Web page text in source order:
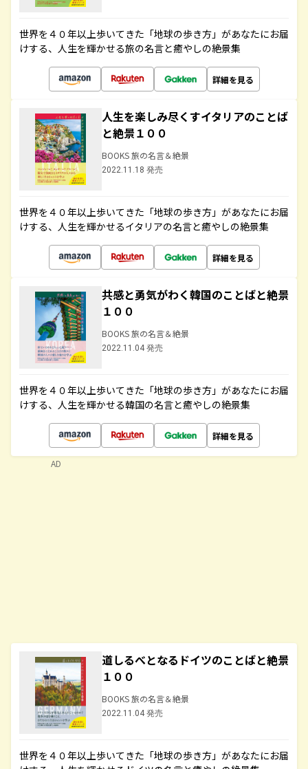
世界を４０年以上歩いてきた「地球の歩き方」があなたにお届
けする、人生を輝かせる旅の名言と癒やしの絶景集
詳細を見る
人生を楽しみ尽くすイタリアのことば
と絶景１００
BOOKS 旅の名言＆絶景
2022.11.18 発売
世界を４０年以上歩いてきた「地球の歩き方」があなたにお届
けする、人生を輝かせるイタリアの名言と癒やしの絶景集
詳細を見る
共感と勇気がわく韓国のことばと絶景
１００
BOOKS 旅の名言＆絶景
2022.11.04 発売
世界を４０年以上歩いてきた「地球の歩き方」があなたにお届
けする、人生を輝かせる韓国の名言と癒やしの絶景集
詳細を見る
道しるべとなるドイツのことばと絶景
１００
BOOKS 旅の名言＆絶景
2022.11.04 発売
世界を４０年以上歩いてきた「地球の歩き方」があなたにお届
AD